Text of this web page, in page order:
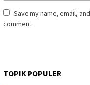
Save my name, email,
comment.
TOPIK POPULER